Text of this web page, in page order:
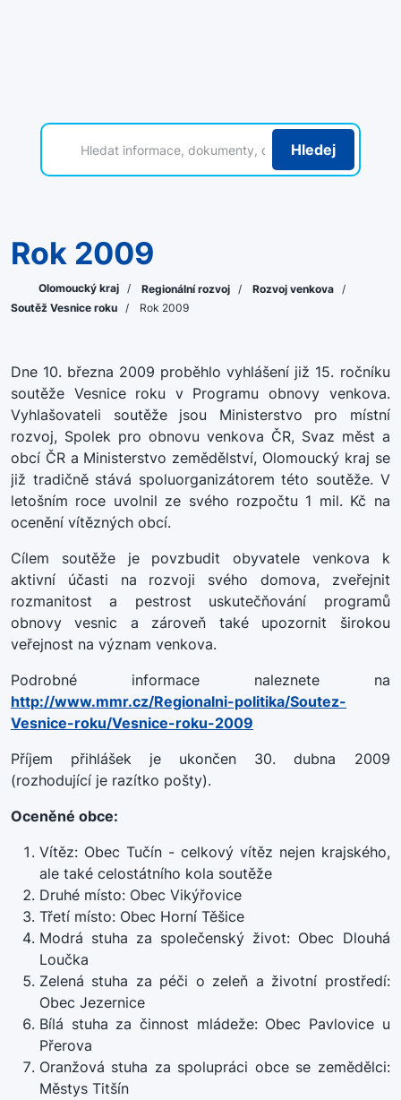
Hledej
Rok 2009
Olomoucký kraj / Regionální rozvoj / Rozvoj venkova /
Soutěž Vesnice roku / Rok 2009
Dne 10. března 2009 proběhlo vyhlášení již 15. ročníku
soutěže Vesnice roku v Programu obnovy venkova.
Vyhlašovateli soutěže jsou Ministerstvo pro místní
rozvoj, Spolek pro obnovu venkova ČR, Svaz měst a
obcí ČR a Ministerstvo zemědělství, Olomoucký kraj se
již tradičně stává spoluorganizátorem této soutěže. V
letošním roce uvolnil ze svého rozpočtu 1 mil. Kč na
ocenění vítězných obcí.
Cílem soutěže je povzbudit obyvatele venkova k
aktivní účasti na rozvoji svého domova, zveřejnit
rozmanitost a pestrost uskutečňování programů
obnovy vesnic a zároveň také upozornit širokou
veřejnost na význam venkova.
Podrobné informace naleznete na
http://www.mmr.cz/Regionalni-politika/Soutez-
Vesnice-roku/Vesnice-roku-2009
Příjem přihlášek je ukončen 30. dubna 2009
(rozhodující je razítko pošty).
Oceněné obce:
Vítěz: Obec Tučín - celkový vítěz nejen krajského,
ale také celostátního kola soutěže
Druhé místo: Obec Vikýřovice
Třetí místo: Obec Horní Těšice
Modrá stuha za společenský život: Obec Dlouhá
Loučka
Zelená stuha za péči o zeleň a životní prostředí:
Obec Jezernice
Bílá stuha za činnost mládeže: Obec Pavlovice u
Přerova
Oranžová stuha za spolupráci obce se zemědělci:
Městys Titšín